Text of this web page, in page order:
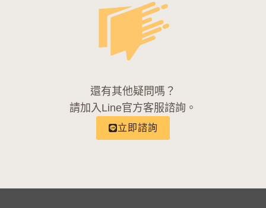
還有其他疑問嗎？
請加入Line官方客服諮詢。
立即諮詢